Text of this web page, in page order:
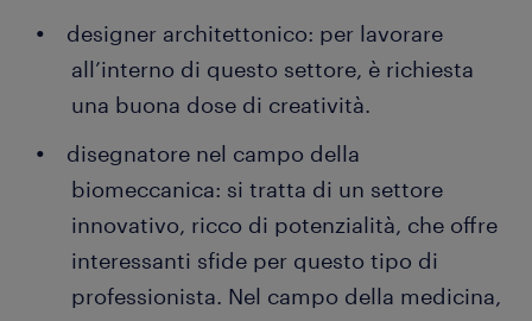
designer architettonico: per lavorare
all’interno di questo settore, è richiesta
una buona dose di creatività.
disegnatore nel campo della
biomeccanica: si tratta di un settore
innovativo, ricco di potenzialità, che offre
interessanti sfide per questo tipo di
professionista. Nel campo della medicina,